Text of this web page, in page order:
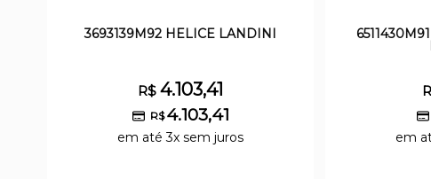
3693139M92 HELICE LANDINI
R$4.103,41
R$ 4.103,41
em até 3x sem juros em